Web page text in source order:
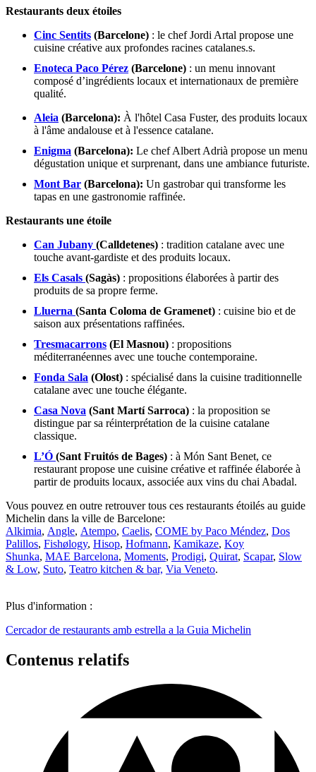
Restaurants deux étoiles
Cinc Sentits (Barcelone) : le chef Jordi Artal propose une
cuisine créative aux profondes racines catalanes.s.
Enoteca Paco Pérez (Barcelone) : un menu innovant
composé d’ingrédients locaux et internationaux de première
qualité.
Aleia (Barcelona): À l'hôtel Casa Fuster, des produits locaux
à l'âme andalouse et à l'essence catalane.
Enigma (Barcelona): Le chef Albert Adrià propose un menu
dégustation unique et surprenant, dans une ambiance futuriste.
Mont Bar (Barcelona): Un gastrobar qui transforme les
tapas en une gastronomie raffinée.
Restaurants une étoile
Can Jubany (Calldetenes) : tradition catalane avec une
touche avant-gardiste et des produits locaux.
Els Casals (Sagàs) : propositions élaborées à partir des
produits de sa propre ferme.
Lluerna (Santa Coloma de Gramenet) : cuisine bio et de
saison aux présentations raffinées.
Tresmacarrons (El Masnou) : propositions
méditerranéennes avec une touche contemporaine.
Fonda Sala (Olost) : spécialisé dans la cuisine traditionnelle
catalane avec une touche élégante.
Casa Nova (Sant Martí Sarroca) : la proposition se
distingue par sa réinterprétation de la cuisine catalane
classique.
L’Ó (Sant Fruitós de Bages) : à Món Sant Benet, ce
restaurant propose une cuisine créative et raffinée élaborée à
partir de produits locaux, associée aux vins du chai Abadal.
Vous pouvez en outre retrouver tous ces restaurants étoilés au guide
Michelin dans la ville de Barcelone:
Alkimia, Angle, Atempo, Caelis, COME by Paco Méndez, Dos
Palillos, Fishølogy, Hisop, Hofmann, Kamikaze, Koy
Shunka, MAE Barcelona, Moments, Prodigi, Quirat, Scapar, Slow
& Low, Suto, Teatro kitchen & bar, Via Veneto.
Plus d'information :
Cercador de restaurants amb estrella a la Guia Michelin
Contenus relatifs